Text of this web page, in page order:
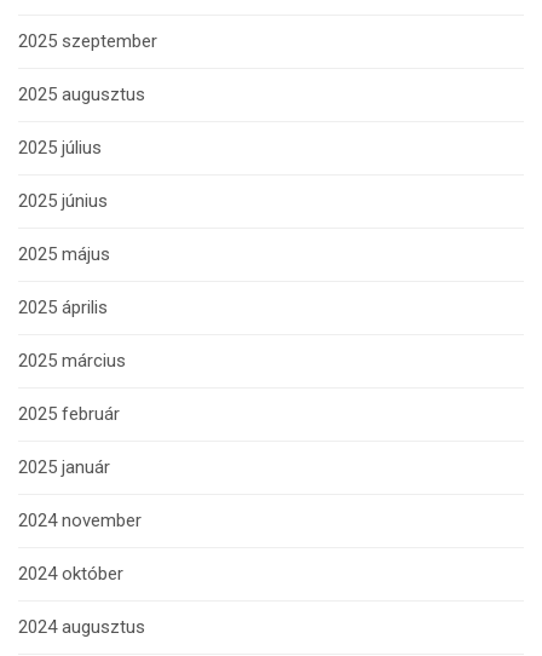
2025 szeptember
2025 augusztus
2025 július
2025 június
2025 május
2025 április
2025 március
2025 február
2025 január
2024 november
2024 október
2024 augusztus